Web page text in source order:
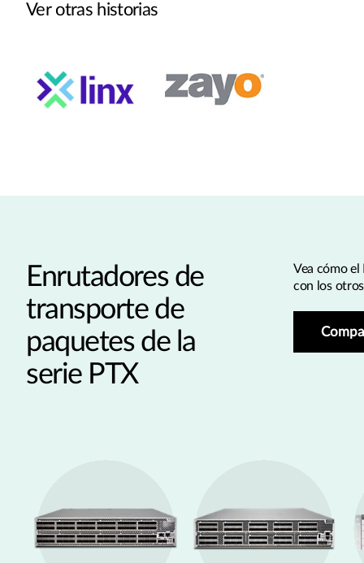
Ver otras historias
Enrutadores de
transporte de
paquetes de la
serie PTX
Vea cómo el
con los